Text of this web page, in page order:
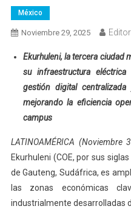
México
Noviembre 29, 2025 Editor
Ekurhuleni, la tercera ciudad
su infraestructura
gestión digital
mejorando la eficiencia
campus
LATINOAMÉRICA
Ekurhuleni (COE, por sus
de Gauteng, Sudáfrica, es
las zonas económicas
industrialmente desarrolladas